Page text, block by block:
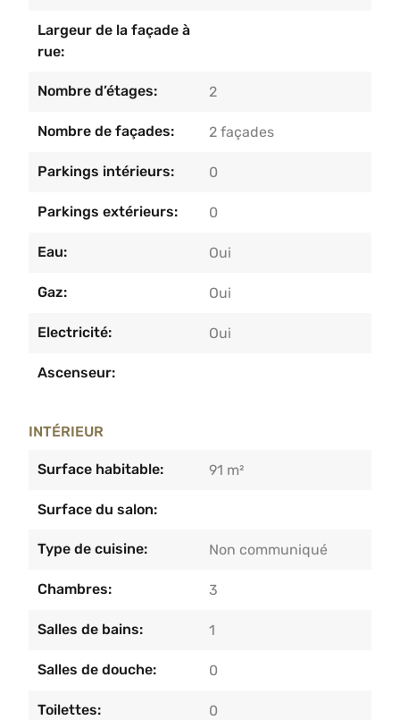
Largeur de la façade à
rue:
Nombre d’étages: 2
Nombre de façades: 2 façades
Parkings intérieurs: 0
Parkings extérieurs: 0
Eau: Oui
Gaz: Oui
Electricité: Oui
Ascenseur:
INTÉRIEUR
Surface habitable: 91 m²
Surface du salon:
Type de cuisine: Non communiqué
Chambres: 3
Salles de bains: 1
Salles de douche: 0
Toilettes: 0